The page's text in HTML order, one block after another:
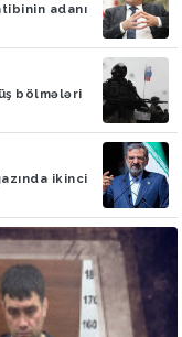
adanı
bölmələri
ikinci